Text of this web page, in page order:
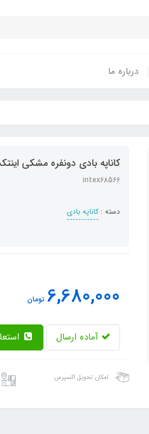
درباره ما
کاناپه بادی دونفره مشکی
intex68566
دسته :کاناپه بادی
6,680,000تومان
آماده ارسال
امکان تحویل اکسپرس